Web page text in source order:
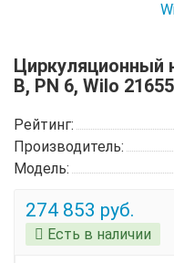
Циркуляционный
В, PN 6, Wilo
Рейтинг:
Производитель:
Модель:
274 853 руб.
Есть в наличии